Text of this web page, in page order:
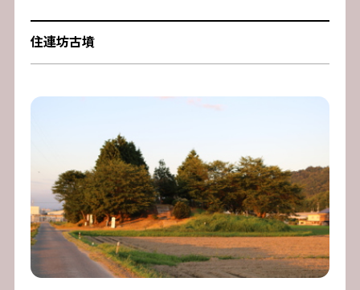
住連坊古墳